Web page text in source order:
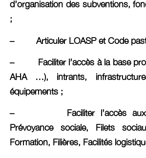
d’organisation des subventions,
;
– Articuler LOASP et Code
– Faciliter l’accès à la base
AHA …), intrants,
équipements ;
– Faciliter l’accès aux
Prévoyance sociale, Filets
Formation, Filières, Facilités